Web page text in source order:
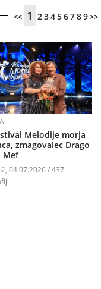
<< 1 23456789>>
Melodije morja
zmagovalec Drago
Mef
04.07.2026 / 437